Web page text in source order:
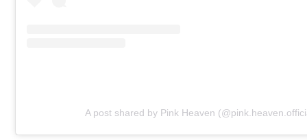
A post shared by Pink Heaven